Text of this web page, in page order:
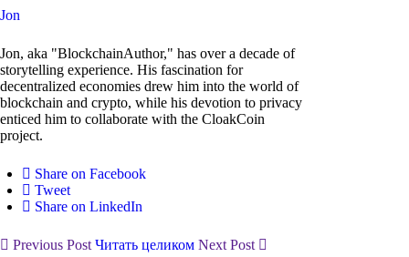
Jon
Jon, aka "BlockchainAuthor," has over a decade of
storytelling experience. His fascination for
decentralized economies drew him into the world of
blockchain and crypto, while his devotion to privacy
enticed him to collaborate with the CloakCoin
project.
Share on Facebook
Tweet
Share on LinkedIn
Previous PostЧитать целиком Next Post